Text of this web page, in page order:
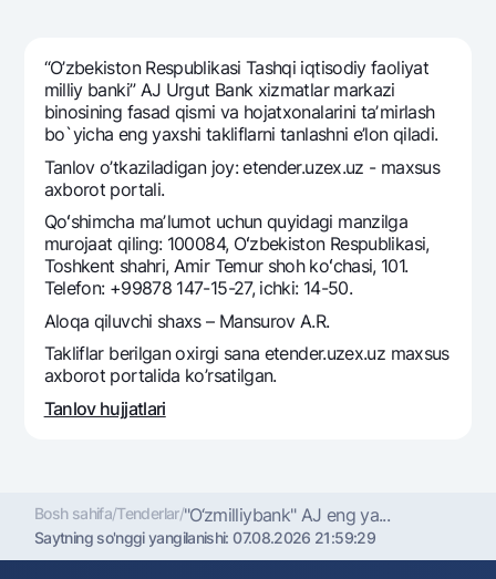
National Green
Talab qilib olinguncha
Yevro
Hamma uchun USD uchun
Talab qilib olinguncha USD
Oltin omonat
NBU’dan oltin quymalar
Kumush omonat
Sayohatchiga
UzCard/HUMO
Visa
Visa FIFA
Mastercard
Ish haqi
Garmin pay
Valyutalar kursi
Eskrou hisobvarag‘i
Tariflar
Aksiyalar
Milliy mobil ilovasi
Ko'p beriladigan savollar
Sayt bo‘yicha qidiring
Qidirish
Foydali havolalar
Ko'p beriladigan savollar
Matbuot markazi
“O’zbekiston Respublikasi Tashqi iqtisodiy faoliyat
milliy banki” AJ Urgut Bank xizmatlar markazi
binosining fasad qismi va hojatxonalarini taʼmirlash
bo`yicha eng yaxshi takliflarni tanlashni e’lon qiladi.
Tanlov o’tkaziladigan joy: etender.uzex.uz - maxsus
axborot portali.
Qoʻshimcha maʼlumot uchun quyidagi manzilga
murojaat qiling: 100084, Oʻzbekiston Respublikasi,
Toshkent shahri, Amir Temur shoh koʻchasi, 101.
Telefon: +99878 147-15-27, ichki: 14-50.
Aloqa qiluvchi shaxs – Mansurov A.R.
Takliflar berilgan oxirgi sana etender.uzex.uz maxsus
axborot portalida ko’rsatilgan.
Tanlov hujjatlari
Bosh sahifa/Tenderlar/"O‘zmilliybank" AJ eng ya...
Saytning so'nggi yangilanishi:07.08.2026 21:59:29